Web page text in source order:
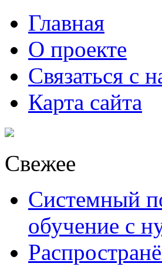
Главная
О проекте
Связаться с
Карта сайта
Свежее
Системный
обучение с